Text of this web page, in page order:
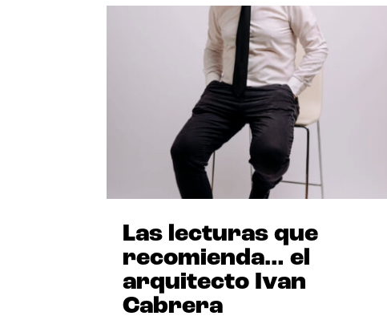
Las lecturas que
recomienda… el
arquitecto Ivan
Cabrera